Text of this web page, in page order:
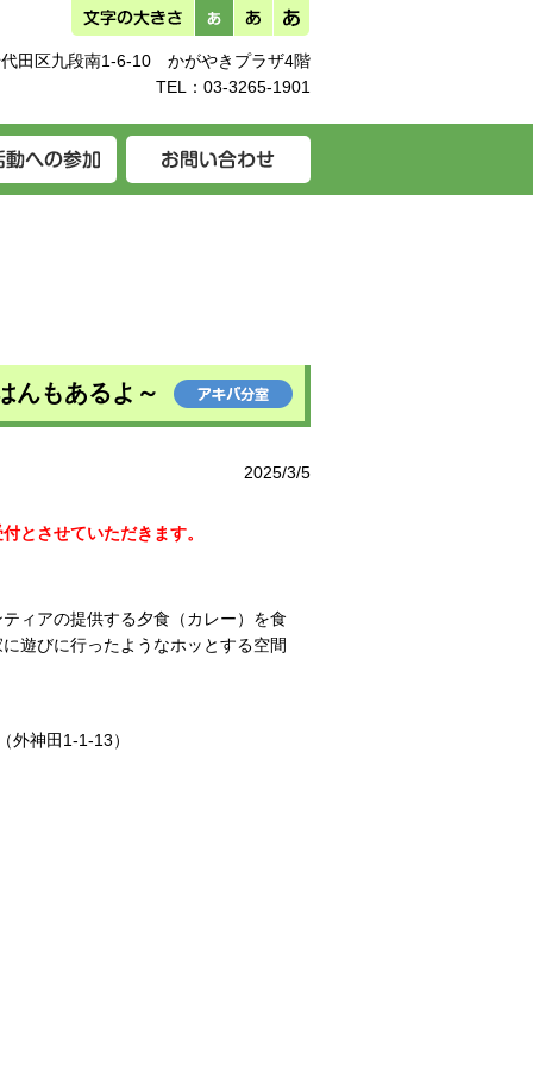
田区九段南1-6-10 かがやきプラザ4階
TEL： 03-3265-1901
んもあるよ～
2025/3/5
とさせていただきます。
ィアの提供する夕食（カレー）を食
遊びに行ったようなホッとする空間
神田1-1-13）